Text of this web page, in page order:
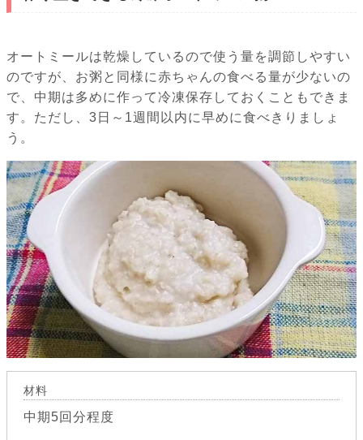
オートミールは乾燥しているので使う量を調節しやすい
のですが、お粥と同様に赤ちゃんの食べる量が少ないの
で、中期は多めに作って冷凍保存しておくこともできま
す。ただし、3日～1週間以内に早めに食べきりましょ
う。
材料
中期5回分程度